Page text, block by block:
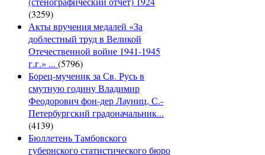
(3259)
Акты вручения медалей «За
доблестный труд в Великой
Отечественной войне 1941-1945
г.г.» ... (5796)
Борец-мученик за Св. Русь в
смутную годину Владимир
Феодорович фон-дер Лауниц, С.-
Петербургский градоначальник...
(4139)
Бюллетень Тамбовского
губернского статистического бюро